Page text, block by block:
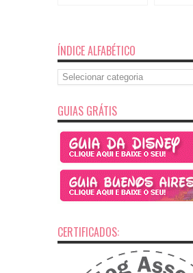
ÍNDICE ALFABÉTICO
Índice
Alfabético
GUIAS GRÁTIS
CERTIFICADOS: